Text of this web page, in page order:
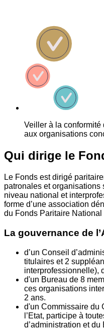
Veiller à la conformité
aux organisations
Qui dirige le
Le Fonds est dirigé
patronales et
niveau national et
forme d’une association
du Fonds Paritaire National
La gouvernance de
d’un Conseil
titulaires et 2
interprofessionnelle),
d'un Bureau de 8
ces organisations
2 ans.
d'un Commissaire du
l’Etat, participe à
d’administration et du